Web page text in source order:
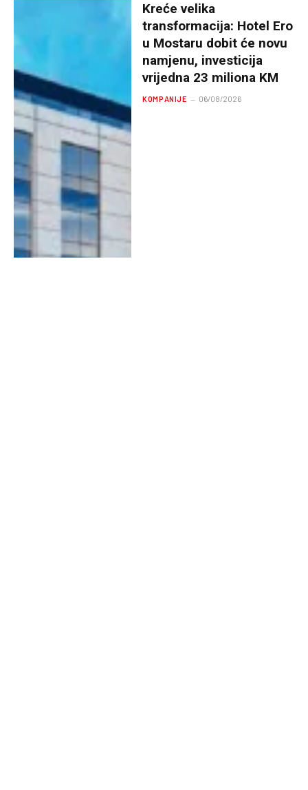
Kreće velika
transformacija: Hotel Ero
u Mostaru dobit će novu
namjenu, investicija
vrijedna 23 miliona KM
KOMPANIJE 06/08/2026